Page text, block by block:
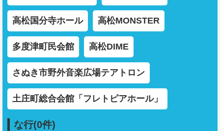
高松国分寺ホール 高松MONSTER
多度津町民会館 高松DIME
さぬき市野外音楽広場テアトロン
土庄町総合会館「フレトピアホール」
な行(0件)